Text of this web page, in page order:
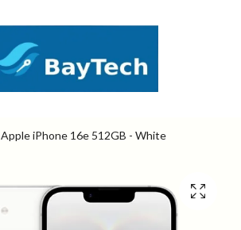
Apple iPhone 16e 512GB - White